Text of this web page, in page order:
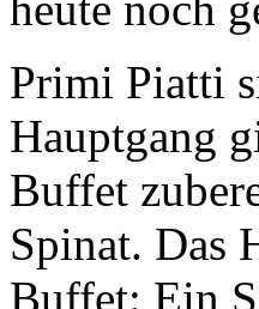
Primi Piatti
Hauptgang
Buffet
Spinat. Das
Buffet: Ein